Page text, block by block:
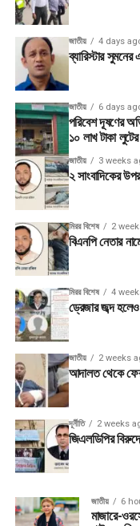
জাতীয় 4 days
ব্যারিস্টার
জাতীয় 6 days
পরিবেশ দূষণের
১০ লাখ টাকা
জাতীয় 3 weeks
২ সাংবাদিকের
মিরর বিশেষ 2
বিএনপি নেতার
মিরর বিশেষ 4
ড্রেজার জব্দ
জাতীয় 2 weeks
আদালত থেকে
দূর্নীতি 2 weeks
জিএলডিপির
জাতীয় 6
মাজারে-